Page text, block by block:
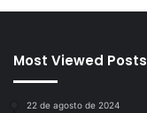
Most Viewed Posts
22 de agosto de 2024